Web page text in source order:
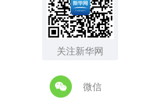
关注新华网
微信